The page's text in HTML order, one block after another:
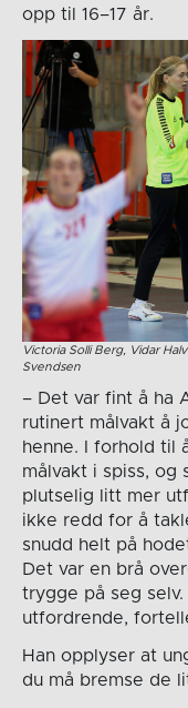
opp til 16–17 år.
Victoria Solli Berg, Vidar
Svendsen
– Det var fint å ha
rutinert målvakt å
henne. I forhold til
målvakt i spiss, og
plutselig litt mer
ikke redd for å
snudd helt på
Det var en brå
trygge på seg
utfordrende,
Han opplyser at
du må bremse de